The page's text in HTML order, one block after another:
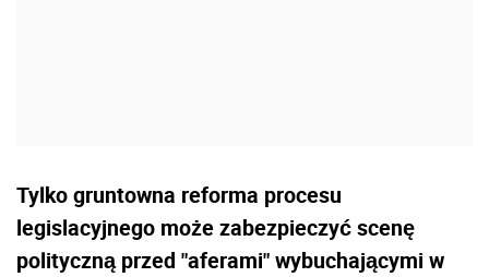
Tylko gruntowna reforma procesu
legislacyjnego może zabezpieczyć scenę
polityczną przed "aferami" wybuchającymi w